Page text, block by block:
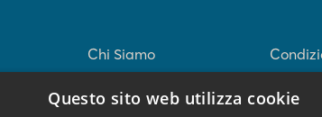
Chi Siamo
Servizi Politica
Questo sito web utilizza cookie